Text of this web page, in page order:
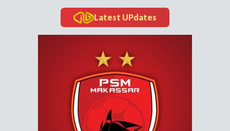
Latest UPdates